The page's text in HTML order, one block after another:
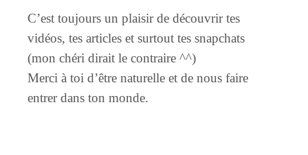
C’est toujours un plaisir de découvrir tes
vidéos, tes articles et surtout tes snapchats
(mon chéri dirait le contraire ^^)
Merci à toi d’être naturelle et de nous faire
entrer dans ton monde.